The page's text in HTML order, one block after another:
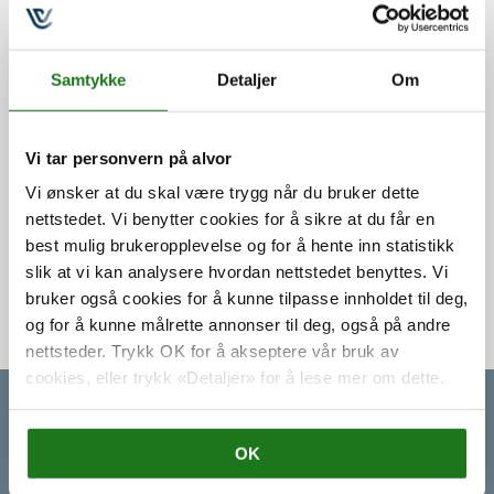
Samtykke Detaljer Om
Vi tar personvern på alvor
Vi ønsker at du skal være trygg når du bruker dette
nettstedet. Vi benytter cookies for å sikre at du får en
best mulig brukeropplevelse og for å hente inn statistikk
slik at vi kan analysere hvordan nettstedet benyttes. Vi
bruker også cookies for å kunne tilpasse innholdet til deg,
og for å kunne målrette annonser til deg, også på andre
nettsteder. Trykk OK for å akseptere vår bruk av
cookies, eller trykk «Detaljer» for å lese mer om dette.
OK
kr.14.900,00
Tilgjengelighet På lager
- + Legg i handlekurv
Produktnummer:GETTING-THINGS-DONE-OSLO-OKT-25
Book et møte
Klikk for å se ledig tid og
book et Teams/Zoom-møte med oss